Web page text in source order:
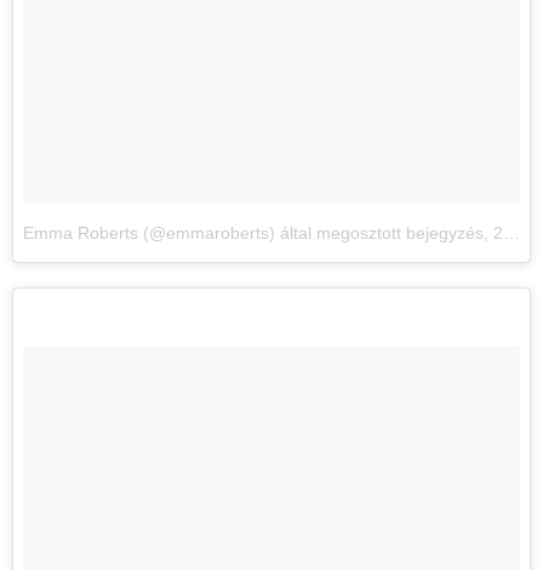
Emma Roberts (@emmaroberts) által megosztott bejegyzés, 2017. Máj 29., 12:14 PDT